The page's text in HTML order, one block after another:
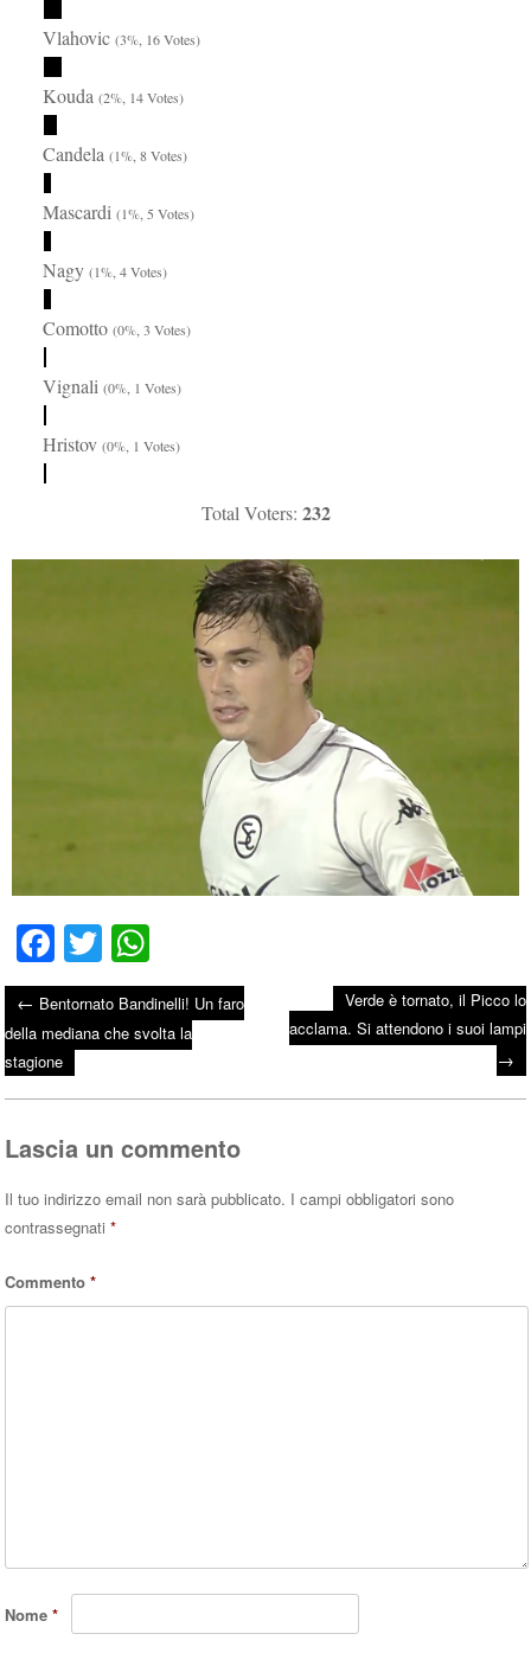
Vlahovic(3%, 16 Votes)
Kouda(2%, 14 Votes)
Candela(1%, 8 Votes)
Mascardi(1%, 5 Votes)
Nagy(1%, 4 Votes)
Comotto(0%, 3 Votes)
Vignali(0%, 1 Votes)
Hristov(0%, 1 Votes)
Total Voters: 232
Fa
ce
bo
ok
T
wi
tte
r
ha
ts
A
pp
Post navigation
← Bentornato Bandinelli! Un faro
della mediana che svolta la
stagione
Verde è tornato, il Picco lo
acclama. Si attendono i suoi lampi
→
Lascia un commento
Il tuo indirizzo email non sarà pubblicato. I campi obbligatori sono
contrassegnati*
Commento*
Nome*